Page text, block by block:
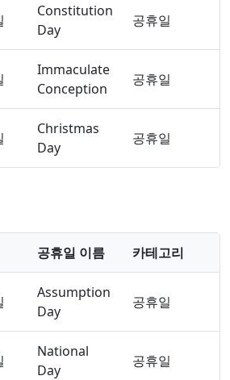
Constitution
Day
공휴일
Immaculate
Conception
공휴일
Christmas
Day
공휴일
공휴일 이름 카테고리
Assumption
Day
공휴일
National
Day
공휴일